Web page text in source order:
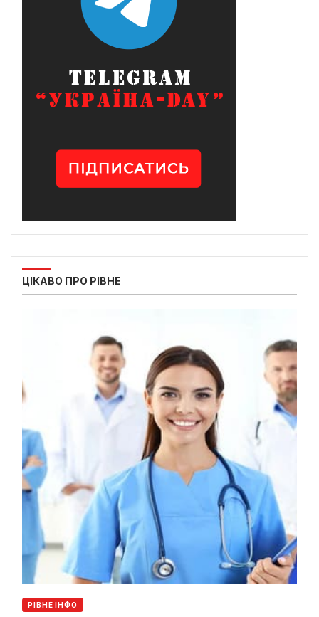
ЦІКАВО ПРО РІВНЕ
РІВНЕ ІНФО